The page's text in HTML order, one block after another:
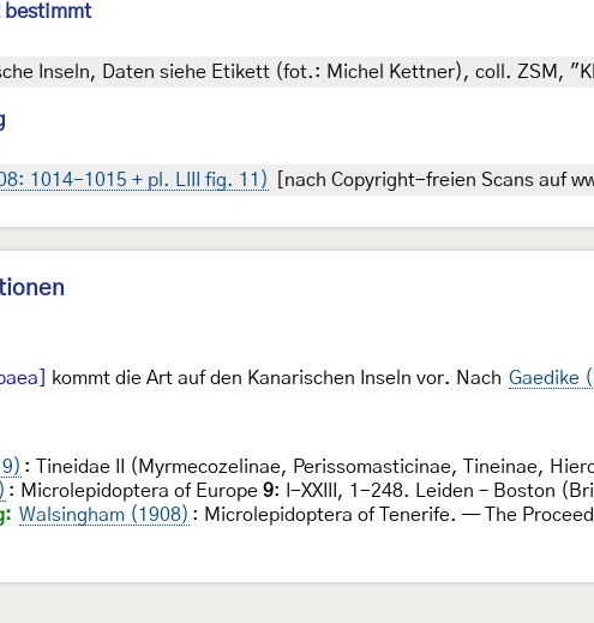
bestimmt
Inseln, Daten siehe Etikett (fot.: Michel Kettner), coll. ZSM,
1014-1015 + pl. LIII fig. 11) [nach Copyright-freien Scans auf
kommt die Art auf den Kanarischen Inseln vor. Nach Gaedike
: Tineidae II (Myrmecozelinae, Perissomasticinae, Tineinae,
: Microlepidoptera of Europe 9: I-XXIII, 1-248. Leiden – Boston
Walsingham (1908) : Microlepidoptera of Tenerife. — The